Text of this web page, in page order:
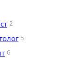
2
5
6